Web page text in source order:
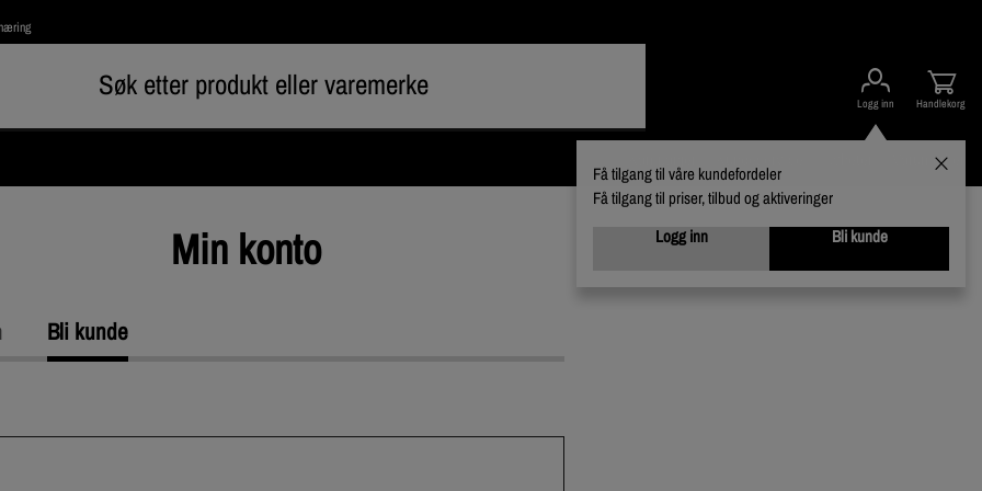
Logg inn
Få tilgang til våre kundefordeler
Få tilgang til priser, tilbud og aktiveringer
Logg inn
Bli kunde
Handlekorg
Varumerker
Min konto
Bli kunde